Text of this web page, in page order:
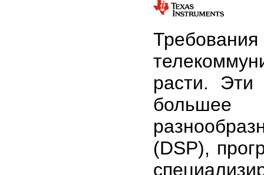
расти. Эти
(DSP),